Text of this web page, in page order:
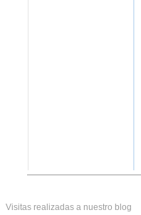
Visitas realizadas a nuestro blog